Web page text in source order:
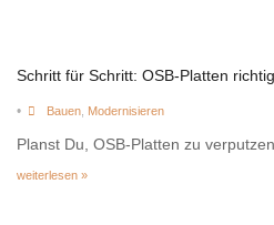
Schritt für Schritt: OSB-Platten
• Bauen, Modernisieren
Planst Du, OSB-Platten zu
weiterlesen »